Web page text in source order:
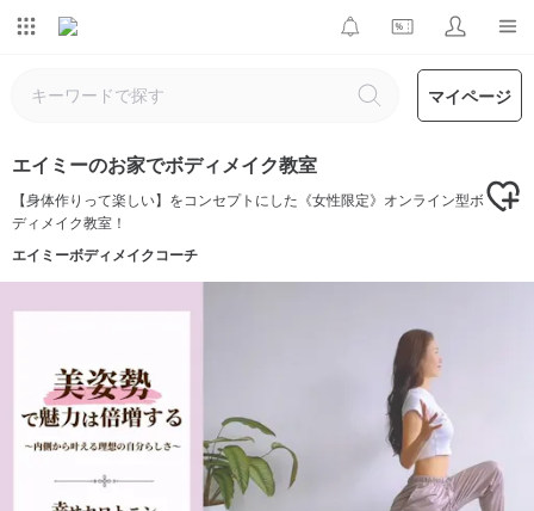
マイページ
エイミーのお家でボディメイク教室
【身体作りって楽しい】をコンセプトにした《女性限定》オンライン型ボ
ディメイク教室！
エイミーボディメイクコーチ